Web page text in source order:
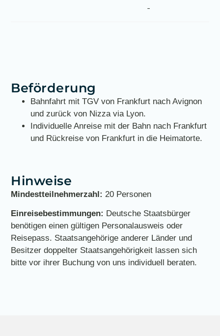
-
Beförderung
Bahnfahrt mit TGV von Frankfurt nach Avignon
und zurück von Nizza via Lyon.
Individuelle Anreise mit der Bahn nach Frankfurt
und Rückreise von Frankfurt in die Heimatorte.
Hinweise
Mindestteilnehmerzahl: 20 Personen
Einreisebestimmungen: Deutsche Staatsbürger
benötigen einen gültigen Personalausweis oder
Reisepass. Staatsangehörige anderer Länder und
Besitzer doppelter Staatsangehörigkeit lassen sich
bitte vor ihrer Buchung von uns individuell beraten.